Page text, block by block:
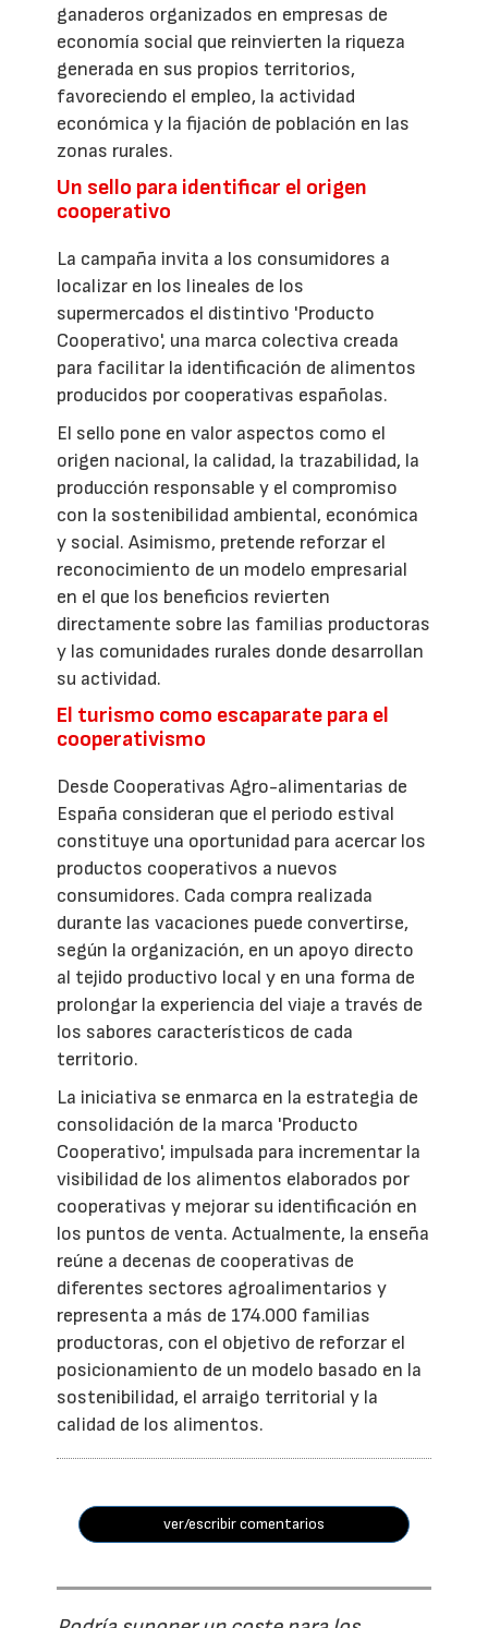
ganaderos organizados en empresas de
economía social que reinvierten la riqueza
generada en sus propios territorios,
favoreciendo el empleo, la actividad
económica y la fijación de población en las
zonas rurales.
Un sello para identificar el origen
cooperativo
La campaña invita a los consumidores a
localizar en los lineales de los
supermercados el distintivo 'Producto
Cooperativo', una marca colectiva creada
para facilitar la identificación de alimentos
producidos por cooperativas españolas.
El sello pone en valor aspectos como el
origen nacional, la calidad, la trazabilidad, la
producción responsable y el compromiso
con la sostenibilidad ambiental, económica
y social. Asimismo, pretende reforzar el
reconocimiento de un modelo empresarial
en el que los beneficios revierten
directamente sobre las familias productoras
y las comunidades rurales donde desarrollan
su actividad.
El turismo como escaparate para el
cooperativismo
Desde Cooperativas Agro-alimentarias de
España consideran que el periodo estival
constituye una oportunidad para acercar los
productos cooperativos a nuevos
consumidores. Cada compra realizada
durante las vacaciones puede convertirse,
según la organización, en un apoyo directo
al tejido productivo local y en una forma de
prolongar la experiencia del viaje a través de
los sabores característicos de cada
territorio.
La iniciativa se enmarca en la estrategia de
consolidación de la marca 'Producto
Cooperativo', impulsada para incrementar la
visibilidad de los alimentos elaborados por
cooperativas y mejorar su identificación en
los puntos de venta. Actualmente, la enseña
reúne a decenas de cooperativas de
diferentes sectores agroalimentarios y
representa a más de 174.000 familias
productoras, con el objetivo de reforzar el
posicionamiento de un modelo basado en la
sostenibilidad, el arraigo territorial y la
calidad de los alimentos.
ver/escribir comentarios